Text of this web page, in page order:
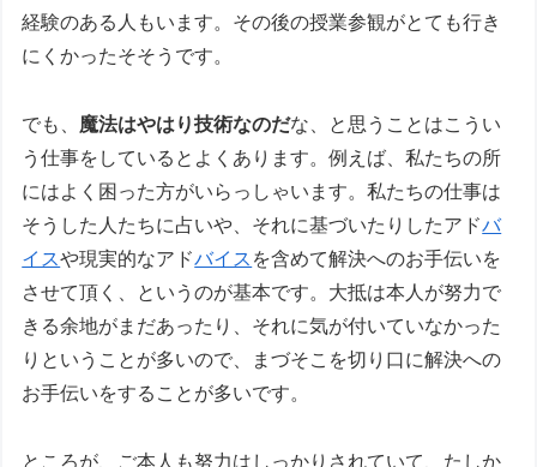
経験のある人もいます。その後の授業参観がとても行き
にくかったそそうです。
でも、 魔法はやはり技術なのだな、と思うことはこうい
う仕事をしているとよくあります。例えば、私たちの所
にはよく困った方がいらっしゃいます。私たちの仕事は
そうした人たちに占いや、それに基づいたりしたアドバ
イスや現実的なアドバイス を含めて解決へのお手伝いを
させて頂く、というのが基本です。大抵は本人が努力で
きる余地がまだあったり、それに気が付いていなかった
りということが多いので、まづそこを切り口に解決への
お手伝いをすることが多いです。
ところが、ご本人も努力はしっかりされていて、たしか